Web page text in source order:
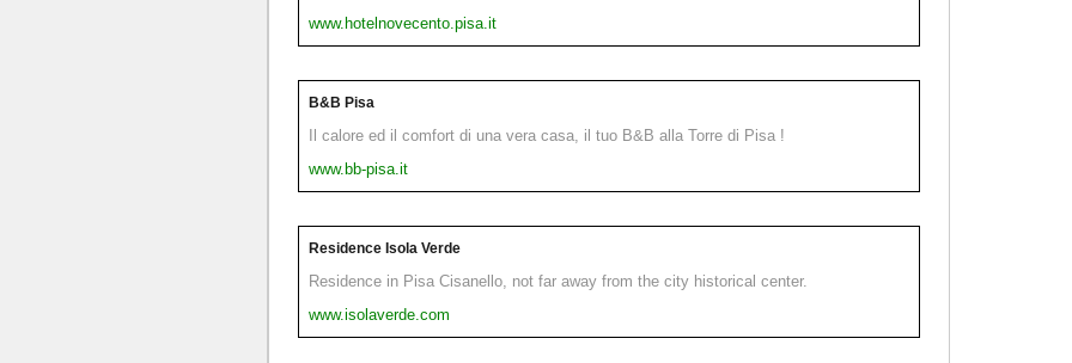
www.hotelnovecento.pisa.it
B&B Pisa
Il calore ed il comfort di una vera casa, il tuo B&B alla Torre di Pisa !
www.bb-pisa.it
Residence Isola Verde
Residence in Pisa Cisanello, not far away from the city historical center.
www.isolaverde.com